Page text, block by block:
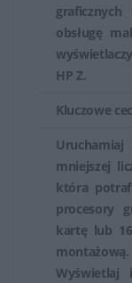
również
obsługę
HP Z.
Kluczowe
Uruchamiaj
mniejszej
która
procesory
kartę lub
montażową.
Wyświetlaj